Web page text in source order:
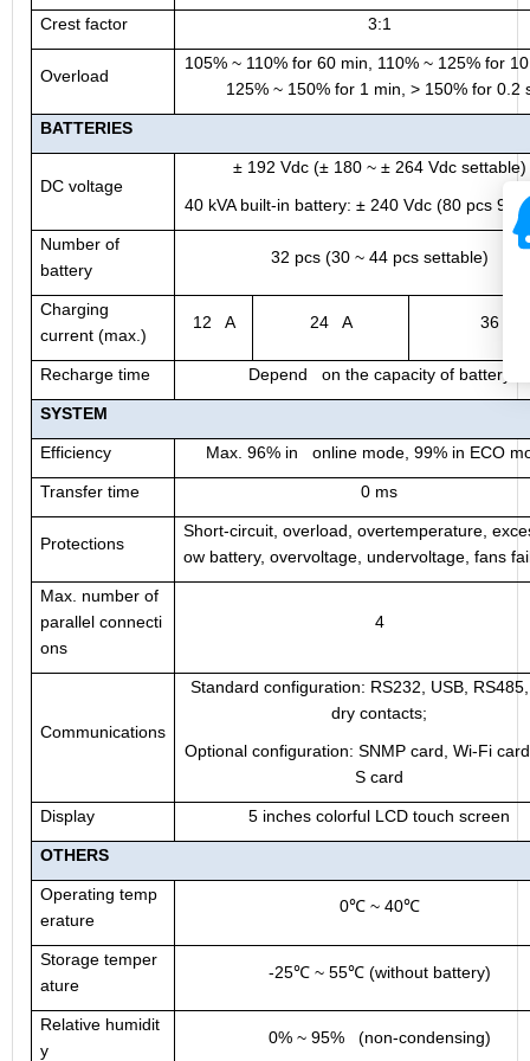
Crest factor 3:1
Overload
105% ~ 110% for 60 min, 110% ~ 125% for
125% ~ 150% for 1 min, > 150% for 0.2
BATTERIES
DC voltage
± 192 Vdc (± 180 ~ ± 264 Vdc settable)
40 kVA built-in battery: ± 240 Vdc (80 pcs 9
Number of
battery
32 pcs (30 ~ 44 pcs settable)
Charging
current (max.)
12 A 24 A 36 A
Recharge time Depend on the capacity of battery
SYSTEM
Efficiency Max. 96% in online mode, 99% in ECO
Transfer time 0 ms
Protections
Short-circuit, overload, overtemperature,
ow battery, overvoltage, undervoltage, fans
Max. number of
parallel connecti
ons
4
Communications
Standard configuration: RS232, USB, RS485,
dry contacts;
Optional configuration: SNMP card, Wi-Fi
S card
Display 5 inches colorful LCD touch screen
OTHERS
Operating temp
erature
0℃~ 40℃
Storage temper
ature
-25℃~ 55℃(without battery)
Relative humidit
y
0% ~ 95% (non-condensing)